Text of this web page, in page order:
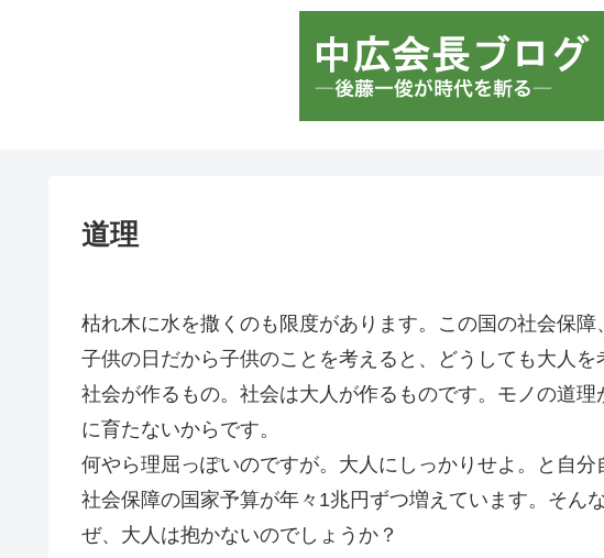
道理
枯れ木に水を撒くのも限度があります。この国の社会保障
子供の日だから子供のことを考えると、どうしても大人
社会が作るもの。社会は大人が作るものです。モノの道
に育たないからです。
何やら理屈っぽいのですが。大人にしっかりせよ。と自分
社会保障の国家予算が年々1兆円ずつ増えています。そん
ぜ、大人は抱かないのでしょうか？